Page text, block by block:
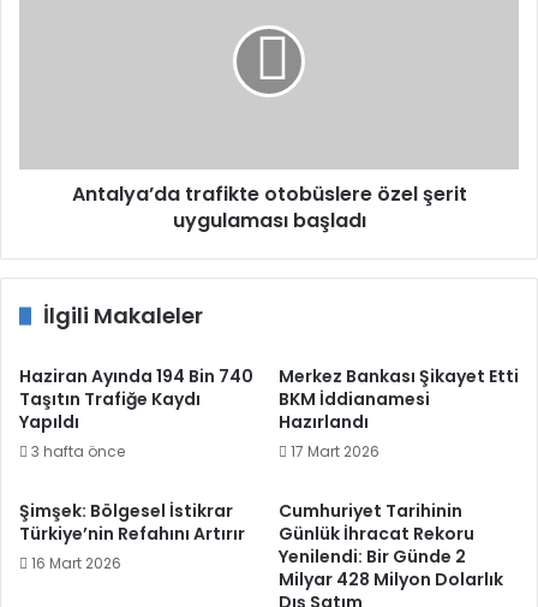
Antalya’da trafikte otobüslere özel şerit
uygulaması başladı
İlgili Makaleler
Haziran Ayında 194 Bin 740
Taşıtın Trafiğe Kaydı
Yapıldı
3 hafta önce
Merkez Bankası Şikayet Etti
BKM İddianamesi
Hazırlandı
17 Mart 2026
Şimşek: Bölgesel İstikrar
Türkiye’nin Refahını Artırır
16 Mart 2026
Cumhuriyet Tarihinin
Günlük İhracat Rekoru
Yenilendi: Bir Günde 2
Milyar 428 Milyon Dolarlık